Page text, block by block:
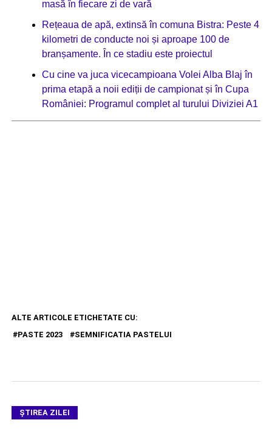
masă în fiecare zi de vară
Rețeaua de apă, extinsă în comuna Bistra: Peste 4
kilometri de conducte noi și aproape 100 de
branșamente. În ce stadiu este proiectul
Cu cine va juca vicecampioana Volei Alba Blaj în
prima etapă a noii ediții de campionat și în Cupa
României: Programul complet al turului Diviziei A1
ALTE ARTICOLE ETICHETATE CU:
PASTE 2023
SEMNIFICATIA PASTELUI
ŞTIREA ZILEI